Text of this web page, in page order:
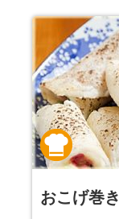
おこげ巻き